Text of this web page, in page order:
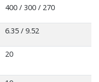
400 / 300 / 270
6.35 / 9.52
20